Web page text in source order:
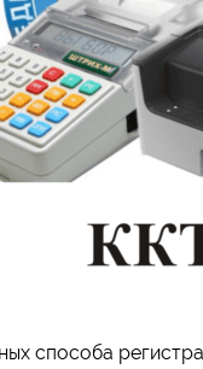
способа